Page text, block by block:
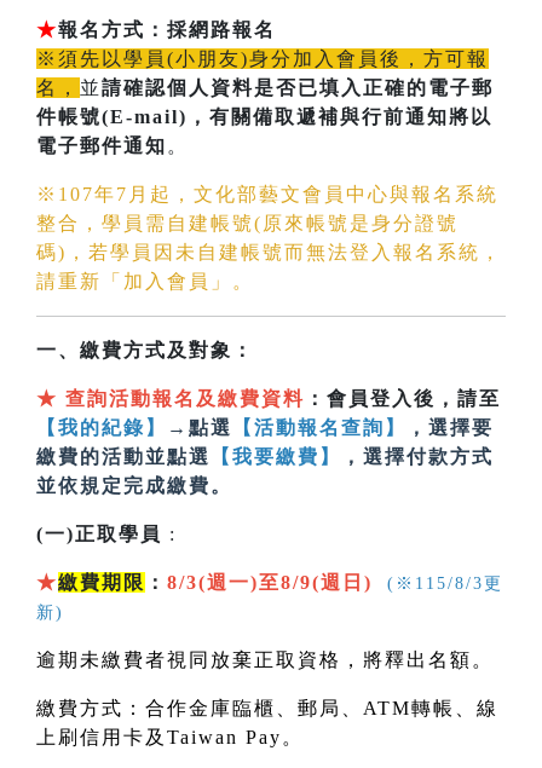
★報名方式：採網路報名
※須先以學員(小朋友)身分加入會員後，方可報
名， 並請確認個人資料是否已填入正確的電子郵
件帳號(E-mail) ，有關備取遞補與行前通知將以
電子郵件通知 。
※107年7月起，文化部藝文會員中心與報名系統
整合，學員需自建帳號(原來帳號是身分證號
碼)，若學員因未自建帳號而無法登入報名系統，
請重新「加入會員」。
一、繳費方式及對象：
★ 查詢活動報名及繳費資料 ：會員登入後，請至
【我的紀錄】
→點選 【活動報名查詢】
，選擇要
繳費的活動並點選
【我要繳費】
，選擇付款方式
並依規定完成繳費。
(一)正取學員 :
★繳費期限 ： 8/3(週一)至8/9(週日)
(※115/8/3更
新)
逾期未繳費者視同放棄正取資格，將釋出名額。
繳費方式：合作金庫臨櫃、郵局、 ATM轉帳、線
上刷信用卡及 Taiwan Pay。